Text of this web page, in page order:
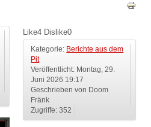
Like4 Dislike0
Kategorie: Berichte aus dem
Pit
Veröffentlicht: Montag, 29.
Juni 2026 19:17
Geschrieben von Doom
Fränk
Zugriffe: 352